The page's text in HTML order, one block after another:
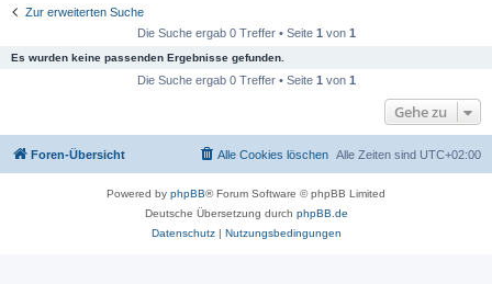
Zur erweiterten Suche
Die Suche ergab 0 Treffer • Seite 1 von 1
Es wurden keine passenden Ergebnisse gefunden.
Die Suche ergab 0 Treffer • Seite 1 von 1
Gehe zu
Foren-Übersicht Alle Zeiten sind UTC+02:00
Alle Cookies löschen
Powered by phpBB® Forum Software © phpBB Limited
Deutsche Übersetzung durch phpBB.de
Datenschutz| Nutzungsbedingungen